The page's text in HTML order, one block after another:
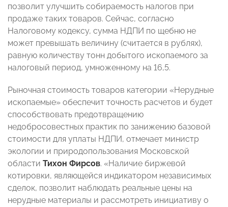
позволит улучшить собираемость налогов при
продаже таких товаров. Сейчас, согласно
Налоговому кодексу, сумма НДПИ по щебню не
может превышать величину (считается в рублях),
равную количеству тонн добытого ископаемого за
налоговый период, умноженному на 16,5.
Рыночная стоимость товаров категории «Нерудные
ископаемые» обеспечит точность расчетов и будет
способствовать предотвращению
недобросовестных практик по занижению базовой
стоимости для уплаты НДПИ, отмечает министр
экологии и природопользования Московской
области Тихон Фирсов. «Наличие биржевой
котировки, являющейся индикатором независимых
сделок, позволит наблюдать реальные цены на
нерудные материалы и рассмотреть инициативу о